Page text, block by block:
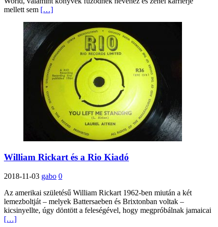
mellett sem […]
William Rickart és a Rio Kiadó
2018-11-03 gabo 0
Az amerikai születésű William Rickart 1962-ben miután a két
lemezboltját – melyek Battersaeben és Brixtonban voltak –
kicsinyellte, úgy döntött a feleségével, hogy megpróbálnak jamaicai
[…]